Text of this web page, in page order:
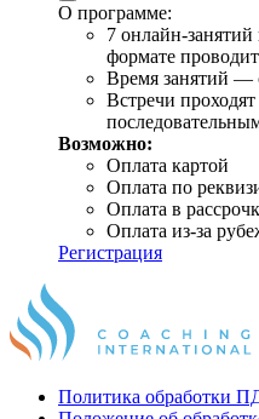
О программе:
7 онлайн-
формате
Время занятий —
Встречи
Возможно:
Оплата картой
Оплата по
Оплата в
Оплата из-за
Регистрация
Политика обработки